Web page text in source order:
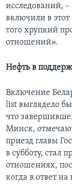
исследований, –
включили в этот
того хрупкий
отношений».
Нефть в
Включение
list выглядело
что
Минск,
приезд главы
в субботу, стал
отношениях,
когда в ответ